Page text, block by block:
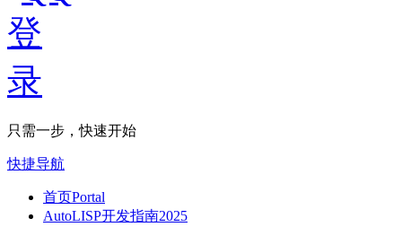
只需一步，快速开始
快捷导航
首页Portal
AutoLISP开发指南2025